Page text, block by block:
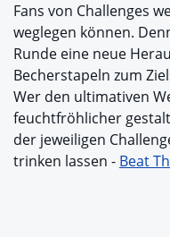
Fans von Challenges
weglegen können.
Runde eine neue
Becherstapeln zum
Wer den ultimativen
feuchtfröhlicher
der jeweiligen
trinken lassen - Beat